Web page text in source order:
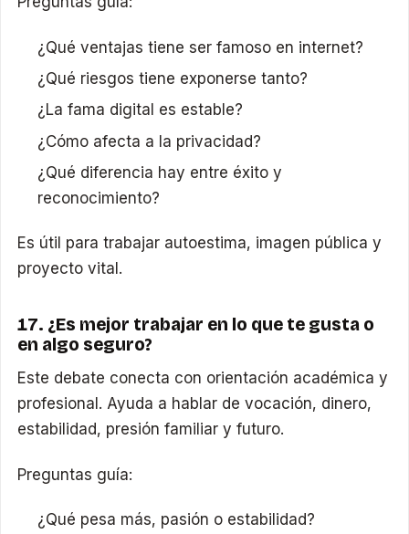
¿Qué ventajas tiene ser famoso en internet?
¿Qué riesgos tiene exponerse tanto?
¿La fama digital es estable?
¿Cómo afecta a la privacidad?
¿Qué diferencia hay entre éxito y
reconocimiento?
Es útil para trabajar autoestima, imagen pública y
proyecto vital.
17. ¿Es mejor trabajar en lo que te gusta o
en algo seguro?
Este debate conecta con orientación académica y
profesional. Ayuda a hablar de vocación, dinero,
estabilidad, presión familiar y futuro.
Preguntas guía:
¿Qué pesa más, pasión o estabilidad?